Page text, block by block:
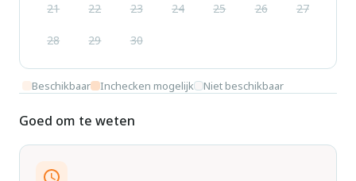
21 22 23 24 25 26 27
28 29 30
Beschikbaar Inchecken mogelijk Niet beschikbaar
Goed om te weten